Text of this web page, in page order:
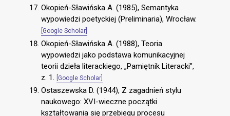
Okopień-Sławińska A. (1985), Semantyka
wypowiedzi poetyckiej (Preliminaria), Wrocław.
[Google Scholar]
Okopień-Sławińska A. (1988), Teoria
wypowiedzi jako podstawa komunikacyjnej
teorii dzieła literackiego, „Pamiętnik Literacki”,
z. 1.
[Google Scholar]
Ostaszewska D. (1944), Z zagadnień stylu
naukowego: XVI-wieczne początki
kształtowania się przebiegu procesu